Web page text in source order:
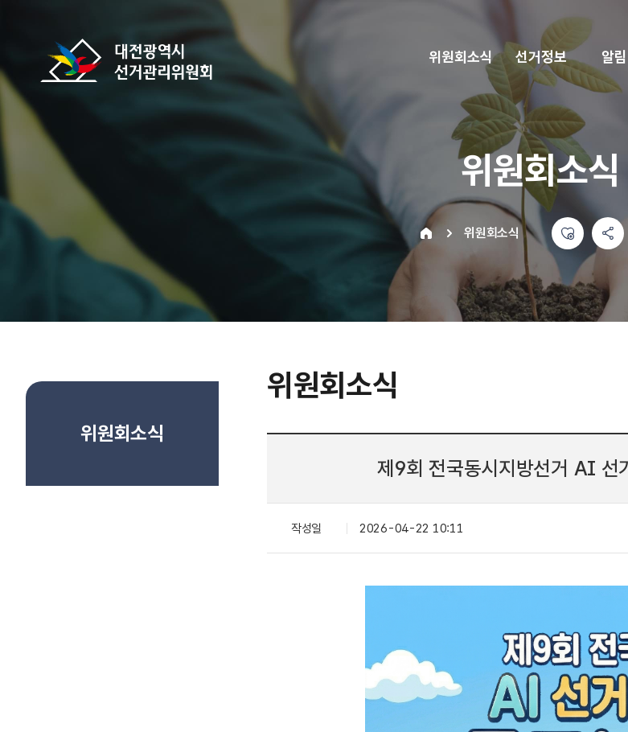
위원회소식 선거정보 알림
위원회소식
위원회소식
위원회소식
위원회소식
제9회 전국동시지방선거 AI 선
작성일 2026-04-22 10:11